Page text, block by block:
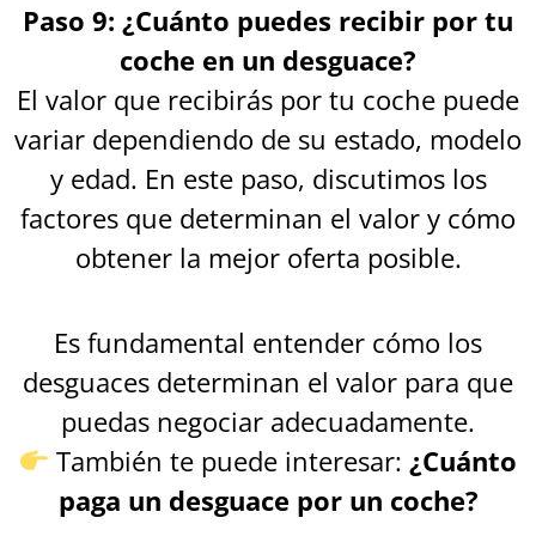
Paso 9: ¿Cuánto puedes recibir por tu
coche en un desguace?
El valor que recibirás por tu coche puede
variar dependiendo de su estado, modelo
y edad. En este paso, discutimos los
factores que determinan el valor y cómo
obtener la mejor oferta posible.
Es fundamental entender cómo los
desguaces determinan el valor para que
puedas negociar adecuadamente.
También te puede interesar:¿Cuánto
paga un desguace por un coche?